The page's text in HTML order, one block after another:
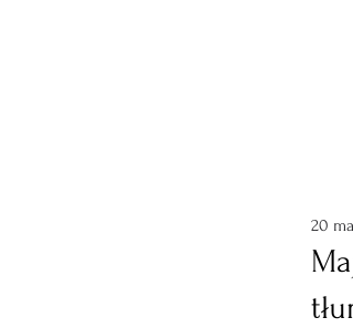
20